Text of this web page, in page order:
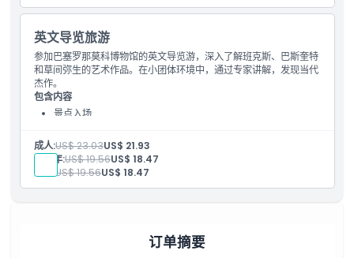
英文导览旅游
参加巴塞罗那莫科博物馆的英文导览游，深入了解班克斯、巴斯奎特
和草间弥生的艺术作品。在小团体环境中，通过专家讲解，发现当代
杰作。
包含内容
景点入场
成人:US$ 23.03US$ 21.93
青少年:US$ 19.56US$ 18.47
学生: US$ 19.56US$ 18.47
订单摘要